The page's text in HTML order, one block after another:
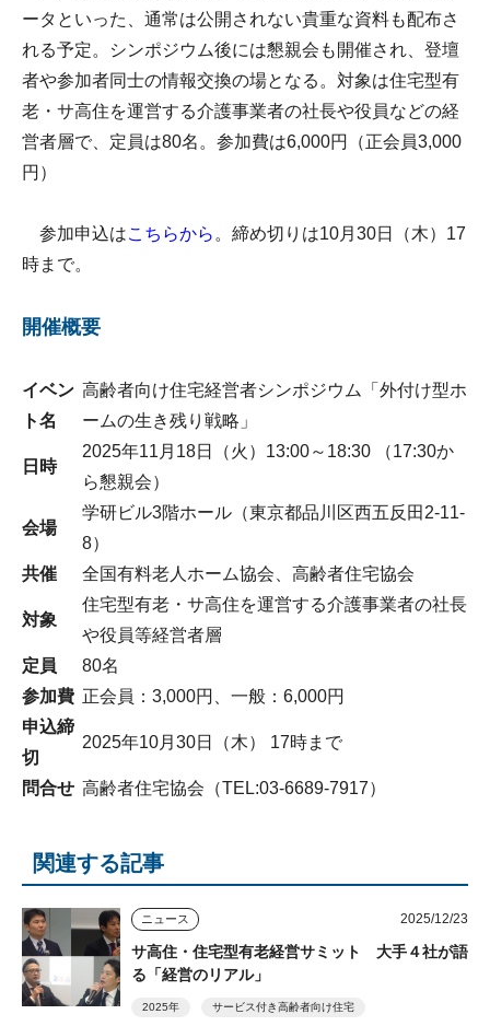
ータといった、通常は公開されない貴重な資料も配布さ
れる予定。シンポジウム後には懇親会も開催され、登壇
者や参加者同士の情報交換の場となる。対象は住宅型有
老・サ高住を運営する介護事業者の社長や役員などの経
営者層で、定員は80名。参加費は6,000円（正会員3,000
円）
参加申込はこちらから 。締め切りは10月30日（木）17
時まで。
開催概要
イベン
ト名
高齢者向け住宅経営者シンポジウム「外付け型ホ
ームの生き残り戦略」
日時
2025年11月18日（火）13:00～18:30 （17:30か
ら懇親会）
会場
学研ビル3階ホール（東京都品川区西五反田2-11-
8）
共催
全国有料老人ホーム協会、高齢者住宅協会
対象
住宅型有老・サ高住を運営する介護事業者の社長
や役員等経営者層
定員
80名
参加費 正会員：3,000円、一般：6,000円
申込締
切
2025年10月30日（木） 17時まで
問合せ 高齢者住宅協会（TEL:03-6689-7917）
関連する記事
ニュース 2025/12/23
サ高住・住宅型有老経営サミット 大手４社が語
る「経営のリアル」
2025年 サービス付き高齢者向け住宅